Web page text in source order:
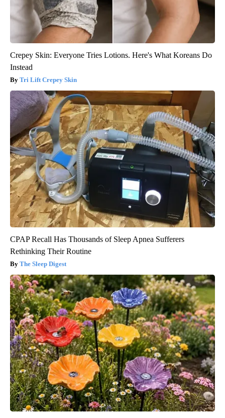
Crepey Skin: Everyone Tries Lotions. Here's What Koreans Do
Instead
Tri Lift Crepey Skin
CPAP Recall Has Thousands of Sleep Apnea Sufferers
Rethinking Their Routine
The Sleep Digest